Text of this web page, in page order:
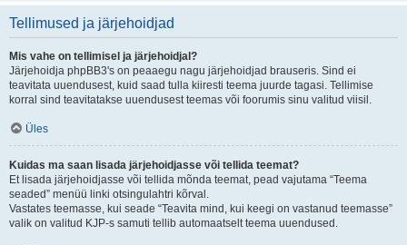
Tellimused ja järjehoidjad
Mis vahe on tellimisel ja järjehoidjal?
Järjehoidja phpBB3's on peaaegu nagu järjehoidjad brauseris. Sind ei
teavitata uuendusest, kuid saad tulla kiiresti teema juurde tagasi. Tellimise
korral sind teavitatakse uuendusest teemas või foorumis sinu valitud viisil.
Üles
Kuidas ma saan lisada järjehoidjasse või tellida teemat?
Et lisada järjehoidjasse või tellida mõnda teemat, pead vajutama “Teema
seaded” menüü linki otsingulahtri kõrval.
Vastates teemasse, kui seade “Teavita mind, kui keegi on vastanud teemasse”
valik on valitud KJP-s samuti tellib automaatselt teema uuendused.